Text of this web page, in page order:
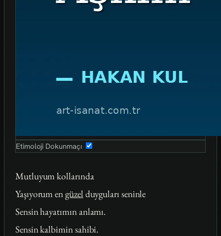
Etimoloji Dokunmaçı
Mutluyum kollarında
Yaşıyorum engüzel duyguları seninle
Sensin hayatımın anlamı.
Sensin kalbimin sahibi.